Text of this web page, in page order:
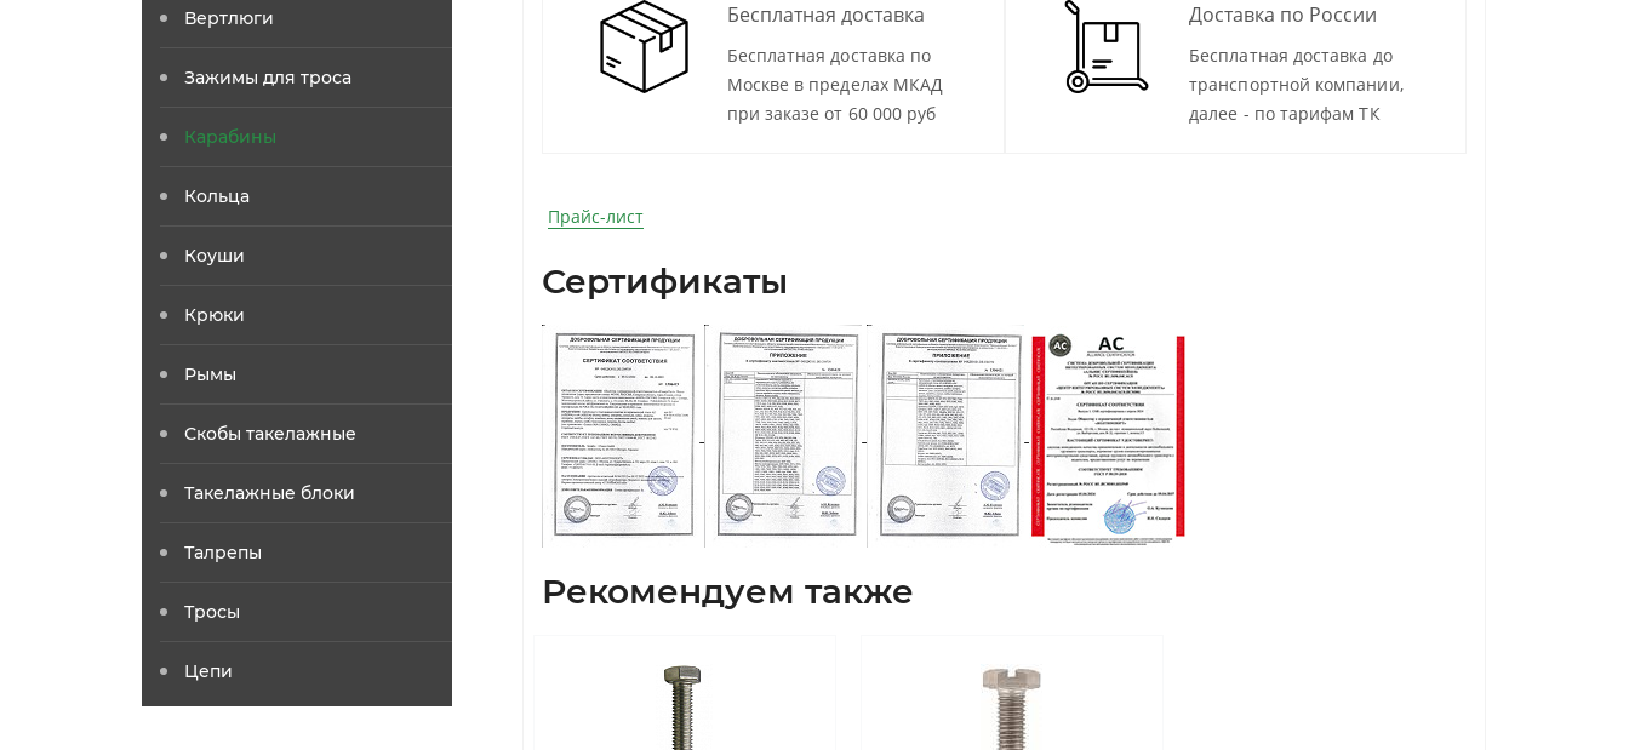
Бесплатная доставка
Бесплатная доставка по
Москве в пределах МКАД
при заказе от 60 000 руб
Доставка по России
Бесплатная доставка до
транспортной компании,
далее - по тарифам ТК
Прайс-лист
Сертификаты
Рекомендуем также
Вертлюги
Зажимы для троса
Карабины
Кольца
Коуши
Крюки
Рымы
Скобы такелажные
Такелажные блоки
Талрепы
Тросы
Цепи